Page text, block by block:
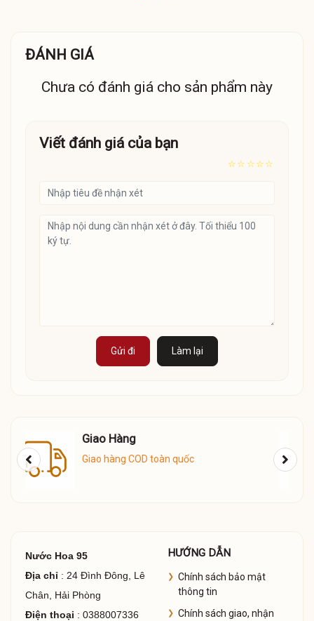
ĐÁNH GIÁ
Chưa có đánh giá cho sản phẩm này
Viết đánh giá của bạn
☆
☆
☆
☆
☆
Gửi đi Làm lại
Tư vấn bán hàng
0388007336
Nước Hoa 95
Địa chỉ : 24 Đình Đông, Lê
Chân, Hải Phòng
Điện thoại : 0388007336
HƯỚNG DẪN
Chính sách bảo mật
thông tin
Chính sách giao, nhận